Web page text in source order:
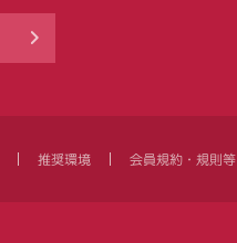
推奨環境 会員規約・規則等